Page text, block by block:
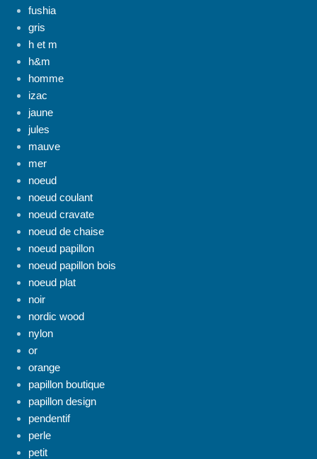
fushia
gris
h et m
h&m
homme
izac
jaune
jules
mauve
mer
noeud
noeud coulant
noeud cravate
noeud de chaise
noeud papillon
noeud papillon bois
noeud plat
noir
nordic wood
nylon
or
orange
papillon boutique
papillon design
pendentif
perle
petit